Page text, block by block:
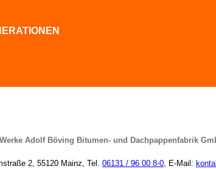
Werke Adolf Böving Bitumen- und Dachpappenfabrik
2, 55120 Mainz, Tel. 06131 / 96 00 8-0, E-Mail: